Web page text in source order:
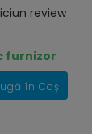
review
furnizor
în Coș